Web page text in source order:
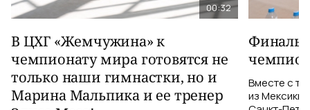
00:32
В ЦХГ «Жемчужина» к
чемпионату мира готовятся не
только наши гимнастки, но и
Марина Мальпика и ее тренер
Вместе с
из Мексики